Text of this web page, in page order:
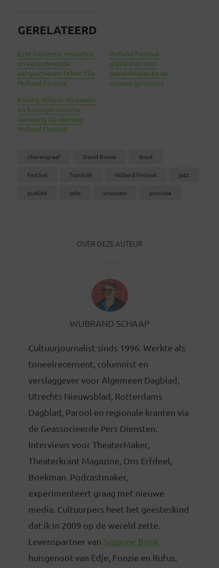
GERELATEERD
Écht luisteren, empathie
en veranderende
perspectieven in het 79e
Holland Festival
Holland Festival
afgesloten met
wereldklasse én de
nieuwe generatie
Koning Willem-Alexander
en Koningin Máxima
aanwezig bij opening
Holland Festival
choreograaf David Bowie dood
Festival frankrijk Holland Festival jazz
publiek seks vrouwen youtube
OVER DEZE AUTEUR
WIJBRAND SCHAAP
Cultuurjournalist sinds 1996. Werkte als
toneelrecensent, columnist en
verslaggever voor Algemeen Dagblad,
Utrechts Nieuwsblad, Rotterdams
Dagblad, Parool en regionale kranten via
de Geassocieerde Pers Diensten.
Interviews voor TheaterMaker,
Theaterkrant Magazine, Ons Erfdeel,
Boekman. Podcastmaker,
experimenteert graag met nieuwe
media. Cultuurpers heet het geesteskind
dat ik in 2009 op de wereld zette.
Levenspartner van Suzanne Brink
huisgenoot van Edje, Fonzie en Rufus.